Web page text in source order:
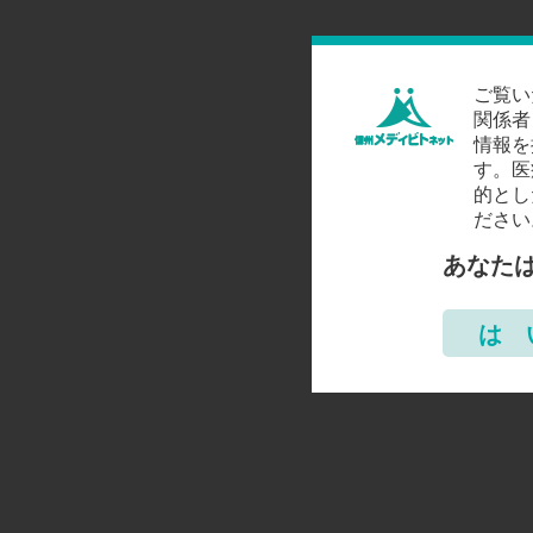
ご覧
関係
情報
す。
的と
ださ
あなた
は